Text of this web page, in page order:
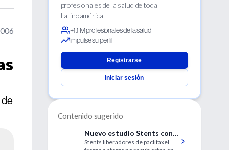
profesionales de la salud de toda
Latinoamérica.
+1.1 M profesionales de la salud
Impulse su perfil
Registrarse
Iniciar sesión
Contenido sugerido
Nuevo estudio Stents con
Paclitaxel vs no recubiertos
Stents liberadores de paclitaxel